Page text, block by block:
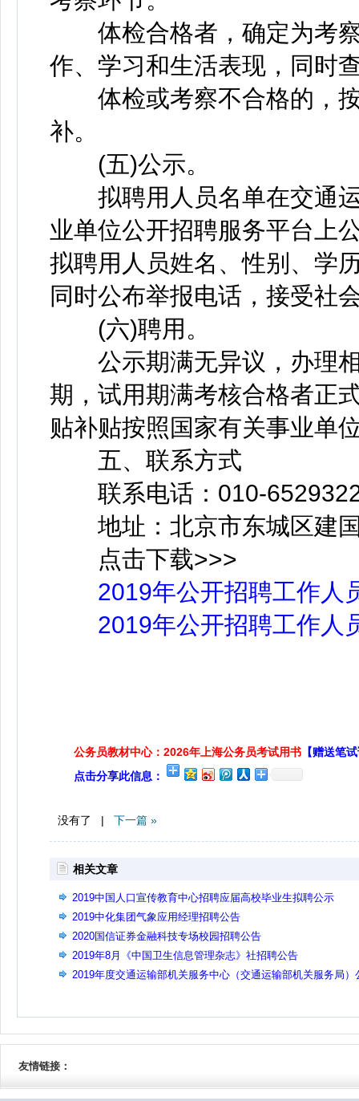
体检合格者，确定为考察
作、学习和生活表现，同时
体检或考察不合格的，按
补。
(五)公示。
拟聘用人员名单在交通运
业单位公开招聘服务平台上
拟聘用人员姓名、性别、学
同时公布举报电话，接受社
(六)聘用。
公示期满无异议，办理相
期，试用期满考核合格者正
贴补贴按照国家有关事业单
五、联系方式
联系电话：010-
地址：北京市东城区建国
点击下载>>>
2019年公开招聘工作人
2019年公开招聘工作人
公务员教材中心：2026年上海公务员考试用书 【赠送笔
点击分享此信息：
没有了 | 下一篇 »
相关文章
2019中国人口宣传教育中心招聘应届高校毕业生拟聘公示
2019中化集团气象应用经理招聘公告
2020国信证券金融科技专场校园招聘公告
2019年8月《中国卫生信息管理杂志》社招聘公告
2019年度交通运输部机关服务中心（交通运输部机关服务局）
友情链接：